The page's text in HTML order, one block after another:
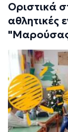
Οριστικά
αθλητικές